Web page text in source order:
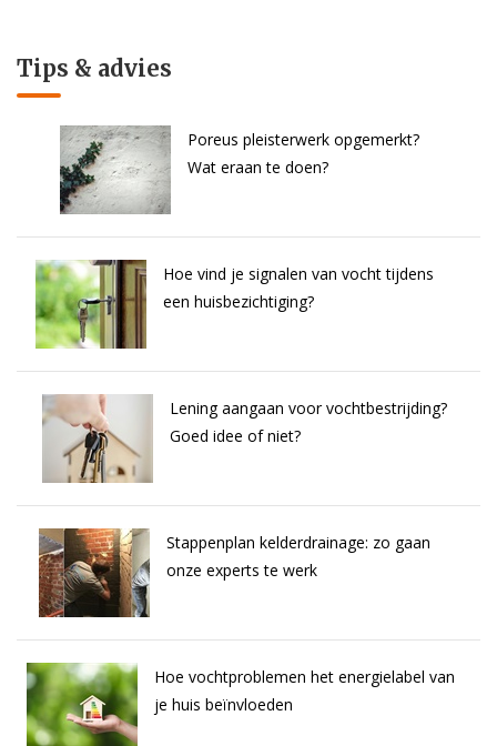
Tips & advies
Poreus pleisterwerk opgemerkt?
Wat eraan te doen?
Hoe vind je signalen van vocht tijdens
een huisbezichtiging?
Lening aangaan voor vochtbestrijding?
Goed idee of niet?
Stappenplan kelderdrainage: zo gaan
onze experts te werk
Hoe vochtproblemen het energielabel van
je huis beïnvloeden